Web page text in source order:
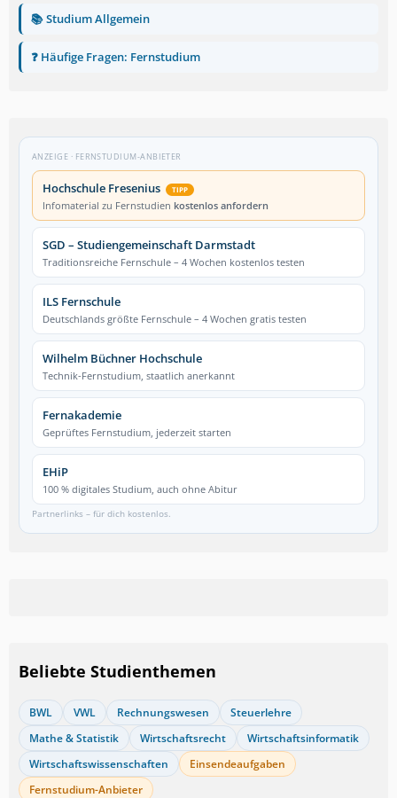
📚 Studium Allgemein
❓ Häufige Fragen: Fernstudium
ANZEIGE · FERNSTUDIUM-ANBIETER
Hochschule Fresenius TIPP
Infomaterial zu Fernstudien kostenlos anfordern
SGD – Studiengemeinschaft Darmstadt
Traditionsreiche Fernschule – 4 Wochen kostenlos testen
ILS Fernschule
Deutschlands größte Fernschule – 4 Wochen gratis testen
Wilhelm Büchner Hochschule
Technik-Fernstudium, staatlich anerkannt
Fernakademie
Geprüftes Fernstudium, jederzeit starten
EHiP
100 % digitales Studium, auch ohne Abitur
Partnerlinks – für dich kostenlos.
Beliebte Studienthemen
BWL VWL Rechnungswesen
Steuerlehre
Mathe & Statistik
Wirtschaftsrecht
Wirtschaftsinformatik
Wirtschaftswissenschaften
Einsendeaufgaben
Fernstudium-Anbieter